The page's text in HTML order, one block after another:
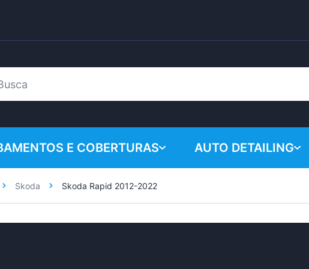
E COBERTURAS AUTO DETAILING
Skoda Skoda Rapid 2012-2022